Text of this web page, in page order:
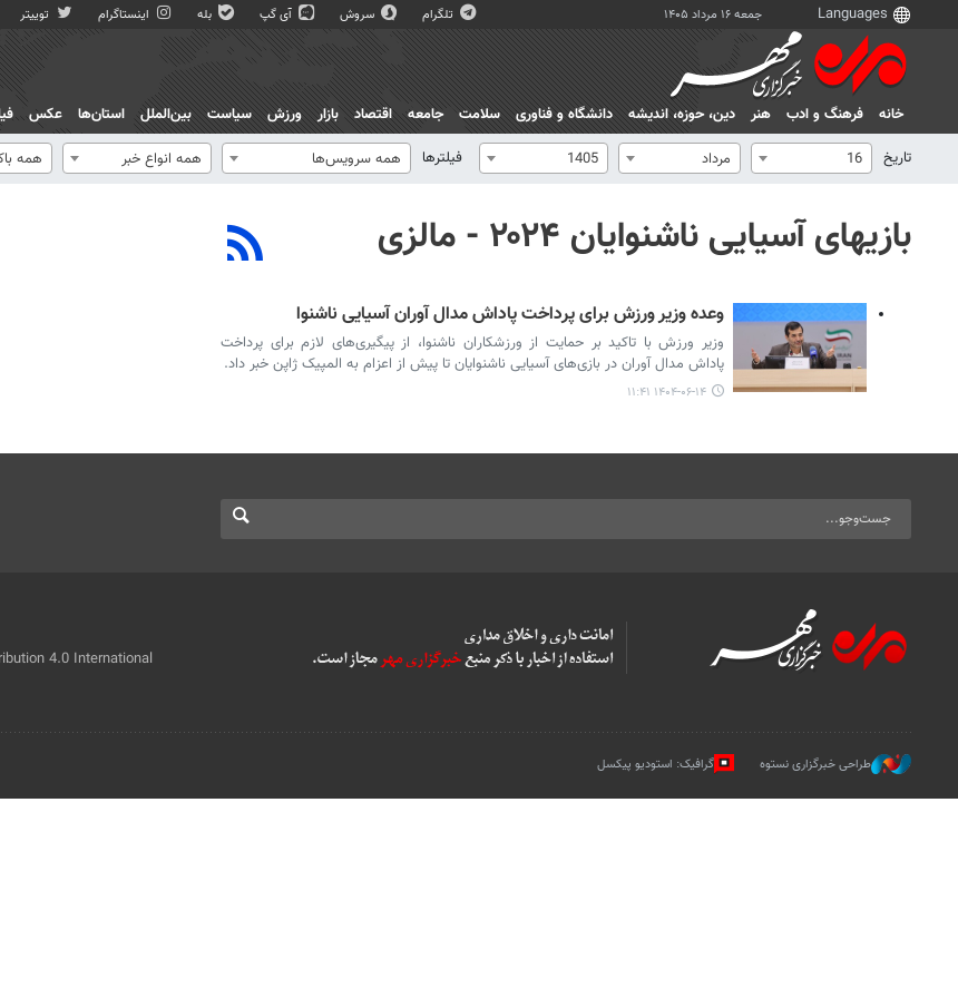
جمعه ۱۶ مرداد ۱۴۰۵ تلگرام سروش آی گپ بله اینستاگرام توییتر
خانه فرهنگ و ادب هنر دين، حوزه، انديشه دانشگاه و فناوری سلامت جامعه اقتصاد بازار ورزش سیاست بین‌الملل استان‌ها عکس
تاریخ
16 مرداد 1405 فیلترها همه سرویس‌ها همه انواع خبر همه
بازیهای آسیایی ناشنوایان ۲۰۲۴ - مالزی
وعده وزیر ورزش برای پرداخت پاداش مدال آوران آسیایی ناشنوا
وزیر ورزش با تاکید بر حمایت از ورزشکاران ناشنوا، از پیگیری‌های لازم برای پرداخت
پاداش مدال آوران در بازی‌های آسیایی ناشنوایان تا پیش از اعزام به المپیک ژاپن خبر داد.
۱۴۰۴-۰۶-۱۴ ۱۱:۴۱
4.0 International
طراحی خبرگزاری نستوه گرافیک: استودیو پیکسل